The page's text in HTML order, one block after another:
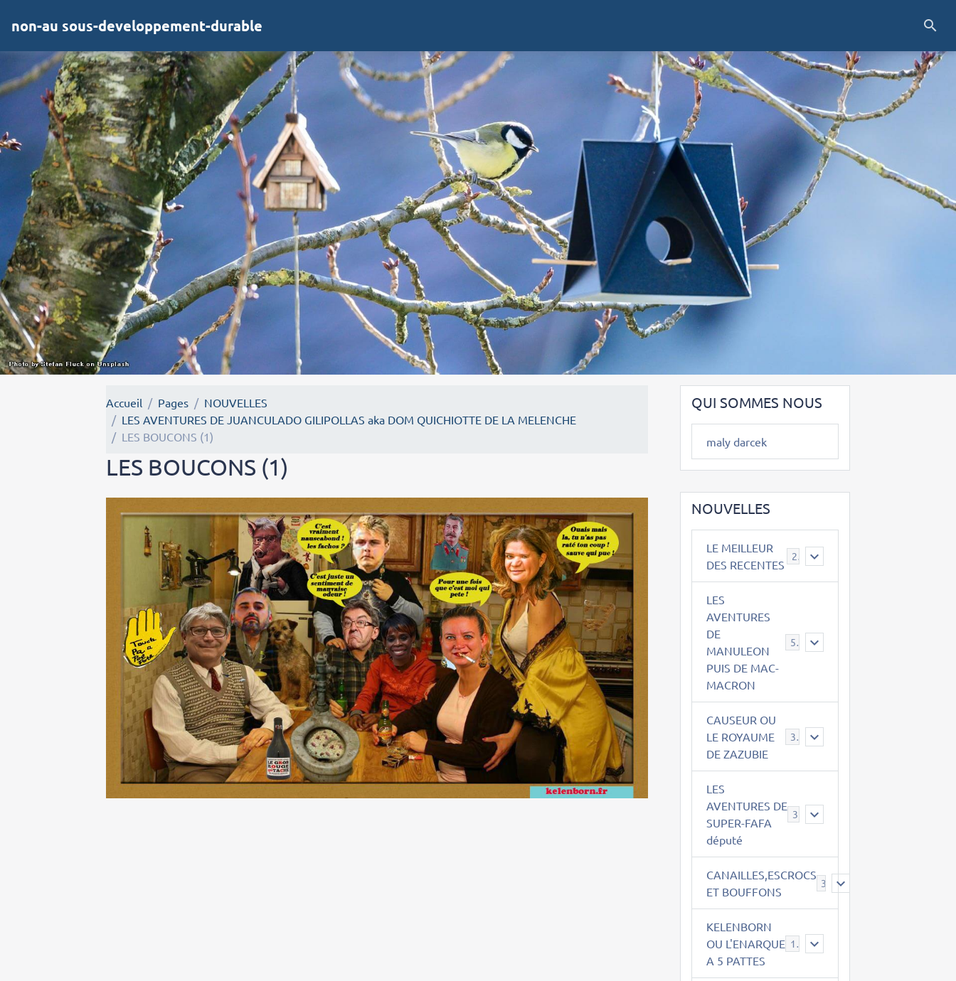
non-au sous-developpement-durable
Accueil Pages
NOUVELLES
LES AVENTURES DE JUANCULADO GILIPOLLAS aka DOM QUICHIOTTE DE LA MELENCHE
LES BOUCONS (1)
LES BOUCONS (1)
QUI SOMMES NOUS
maly darcek
NOUVELLES
LE MEILLEUR
DES RECENTES
2
LES
AVENTURES
DE
MANULEON
PUIS DE MAC-
MACRON
543
CAUSEUR OU
LE ROYAUME
DE ZAZUBIE
38
LES
AVENTURES DE
SUPER-FAFA
député
CANAILLES,ESCROCS
ET BOUFFONS
385
KELENBORN
OU L'ENARQUE
A 5 PATTES
14